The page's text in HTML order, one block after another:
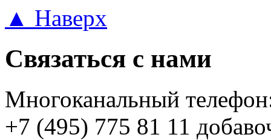
▲ Наверх
Связаться с нами
Многоканальный
+7 (495) 775 81 11